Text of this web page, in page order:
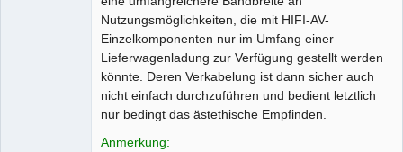
Nutzungsmöglichkeiten, die mit HIFI-AV-
Einzelkomponenten nur im Umfang einer
Lieferwagenladung zur Verfügung gestellt werden
könnte. Deren Verkabelung ist dann sicher auch
nicht einfach durchzuführen und bedient letztlich
nur bedingt das ästethische Empfinden.
Anmerkung: